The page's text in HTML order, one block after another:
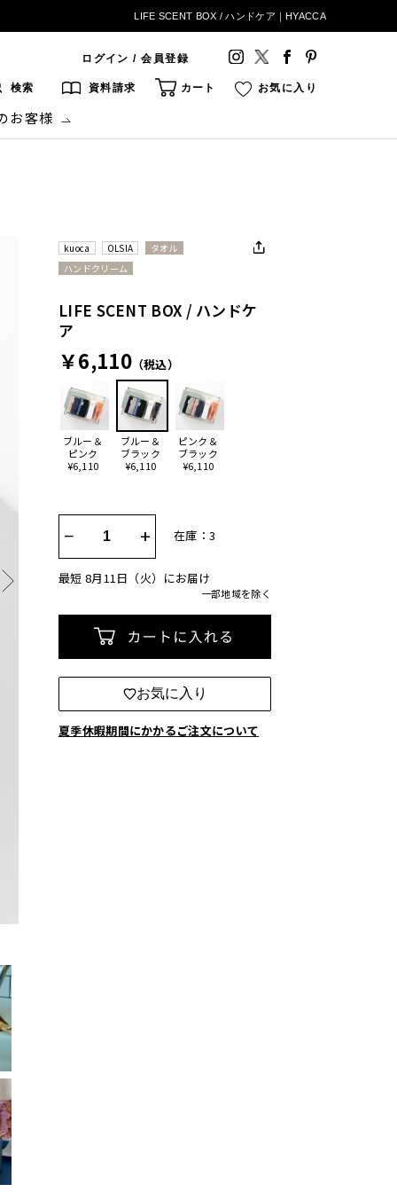
LIFE SCENT BOX / ハンドケア｜HYACCA
ログイン / 会員登録
検索 資料請求 カート お気に入り
お客様
kuoca OLSIA
タオル
ハンドクリーム
ブルー＆
ピンク
¥6,110
ブルー＆
ブラック
¥6,110
ピンク＆
ブラック
¥6,110
LIFE SCENT BOX / ハンドケ
ア
￥6,110（税込）
− + 在庫：3
最短 8月11日（火）にお届け
一部地域を除く
お気に入り
夏季休暇期間にかかるご注文について